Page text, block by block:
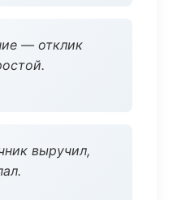
— отклик
выручил,